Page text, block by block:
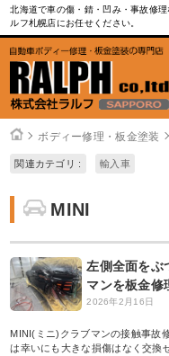
北海道で車の傷・錆・凹み・事故修
ルフ札幌店にお任せください。
ボディー修理・板金塗装
関連カテゴリ : 輸入車
MINI
左側全面をぶ
マンを板金修
2026年2月16日
MINI(ミニ)クラブマンの接触事故
は幸いにも大きな損傷はなく交換